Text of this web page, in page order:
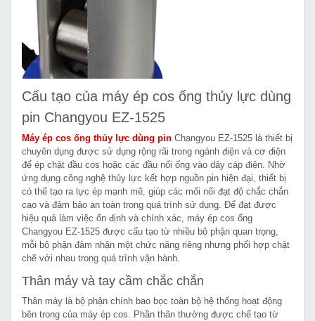
Cấu tạo của máy ép cos ống thủy lực dùng
pin Changyou EZ-1525
Máy ép cos ống thủy lực dùng pin Changyou EZ-1525 là thiết bị
chuyên dụng được sử dụng rộng rãi trong ngành điện và cơ điện
để ép chặt đầu cos hoặc các đầu nối ống vào dây cáp điện. Nhờ
ứng dụng công nghệ thủy lực kết hợp nguồn pin hiện đại, thiết bị
có thể tạo ra lực ép mạnh mẽ, giúp các mối nối đạt độ chắc chắn
cao và đảm bảo an toàn trong quá trình sử dụng. Để đạt được
hiệu quả làm việc ổn định và chính xác, máy ép cos ống
Changyou EZ-1525 được cấu tạo từ nhiều bộ phận quan trọng,
mỗi bộ phận đảm nhận một chức năng riêng nhưng phối hợp chặt
chẽ với nhau trong quá trình vận hành.
Thân máy và tay cầm chắc chắn
Thân máy là bộ phận chính bao bọc toàn bộ hệ thống hoạt động
bên trong của máy ép cos. Phần thân thường được chế tạo từ